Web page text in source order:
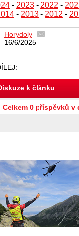
- 2023 - 2022 -
- 2013 - 2012 -
Horydoly
16/6/2025
k článku
Celkem 0 příspěvků v